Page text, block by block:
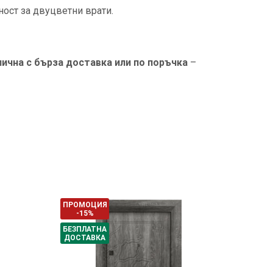
за двуцветни врати.
с бърза доставка или по поръчка –
ПРОМОЦИЯ
-15%
БЕЗПЛАТНА
ДОСТАВКА